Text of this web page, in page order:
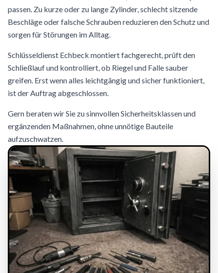
passen. Zu kurze oder zu lange Zylinder, schlecht sitzende
Beschläge oder falsche Schrauben reduzieren den Schutz und
sorgen für Störungen im Alltag.
Schlüsseldienst Echbeck montiert fachgerecht, prüft den
Schließlauf und kontrolliert, ob Riegel und Falle sauber
greifen. Erst wenn alles leichtgängig und sicher funktioniert,
ist der Auftrag abgeschlossen.
Gern beraten wir Sie zu sinnvollen Sicherheitsklassen und
ergänzenden Maßnahmen, ohne unnötige Bauteile
aufzuschwatzen.